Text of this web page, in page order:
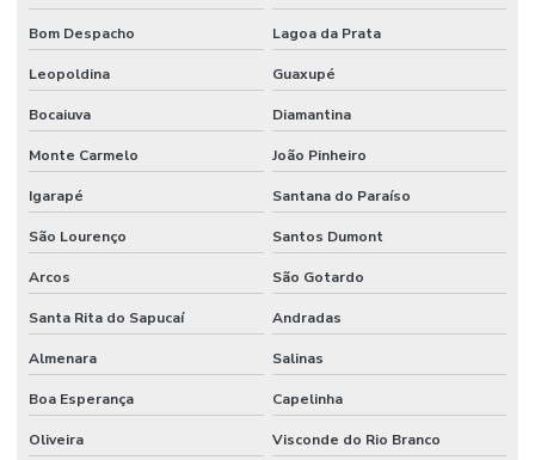
Locação de tv
Locação de tv em Fortaleza
Locação de tv sp
Onde alugar projetor
Painel de led aluguel
Painel de led para locação
Painel de led outdoor aluguel
Preço aluguel projetor de vídeo
Bom Despacho Lagoa da Prata
Leopoldina Guaxupé
Bocaiuva Diamantina
Monte Carmelo João Pinheiro
Igarapé Santana do Paraíso
São Lourenço Santos Dumont
Arcos São Gotardo
Santa Rita do Sapucaí Andradas
Almenara Salinas
Boa Esperança Capelinha
Oliveira Visconde do Rio Branco